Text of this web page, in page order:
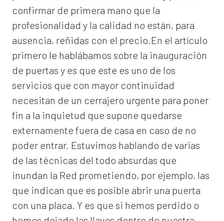
confirmar de primera mano que la
profesionalidad y la calidad no están, para
ausencia, reñidas con el precio.En el artículo
primero le hablábamos sobre la inauguración
de puertas y es que este es uno de los
servicios que con mayor continuidad
necesitan de un cerrajero urgente para poner
fin a la inquietud que supone quedarse
externamente fuera de casa en caso de no
poder entrar. Estuvimos hablando de varias
de las técnicas del todo absurdas que
inundan la Red prometiendo, por ejemplo, las
que indican que es posible abrir una puerta
con una placa. Y es que si hemos perdido o